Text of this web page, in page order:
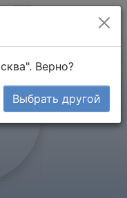
Верно?
Выбрать другой